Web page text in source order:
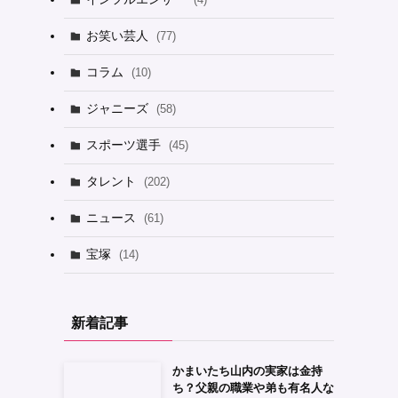
お笑い芸人 (77)
コラム (10)
ジャニーズ (58)
スポーツ選手 (45)
タレント (202)
ニュース (61)
宝塚 (14)
新着記事
かまいたち山内の実家は金持
ち？父親の職業や弟も有名人な